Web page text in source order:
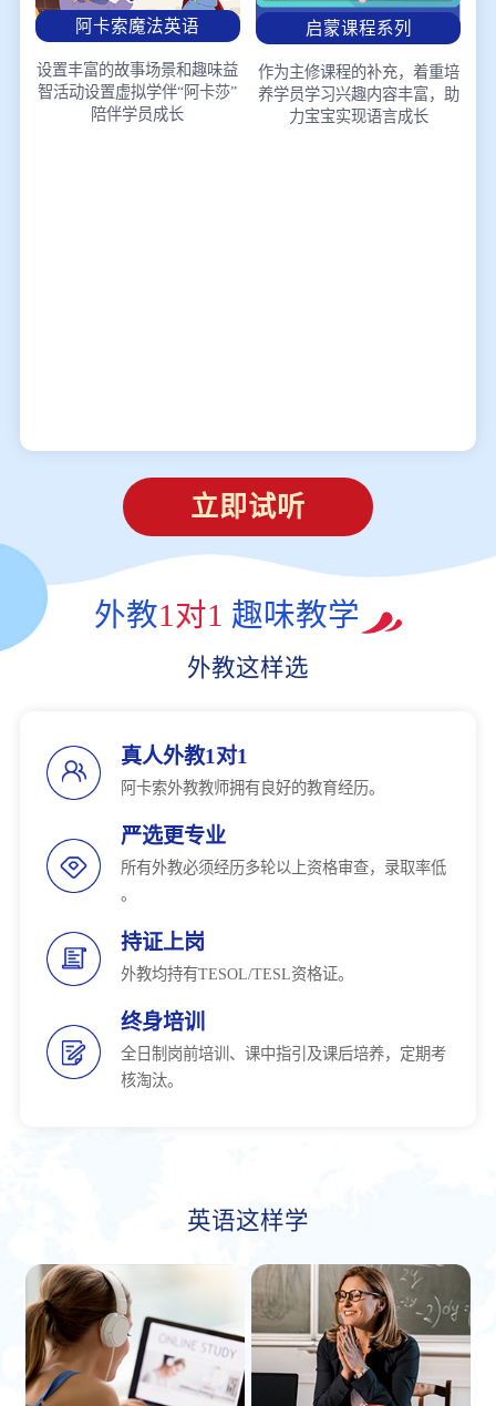
阿卡索魔法英语
设置丰富的故事场景和趣味益
智活动设置虚拟学伴“阿卡莎”
陪伴学员成长
启蒙课程系列
作为主修课程的补充，着重培
养学员学习兴趣内容丰富，助
力宝宝实现语言成长
立即试听
外教1对1 趣味教学
外教这样选
真人外教1对1
阿卡索外教教师拥有良好的教育经历。
严选更专业
所有外教必须经历多轮以上资格审查，录取率低
。
持证上岗
外教均持有TESOL/TESL资格证。
终身培训
全日制岗前培训、课中指引及课后培养，定期考
核淘汰。
英语这样学